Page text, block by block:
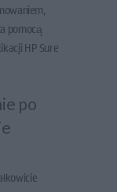
pomocą
HP Sure
po